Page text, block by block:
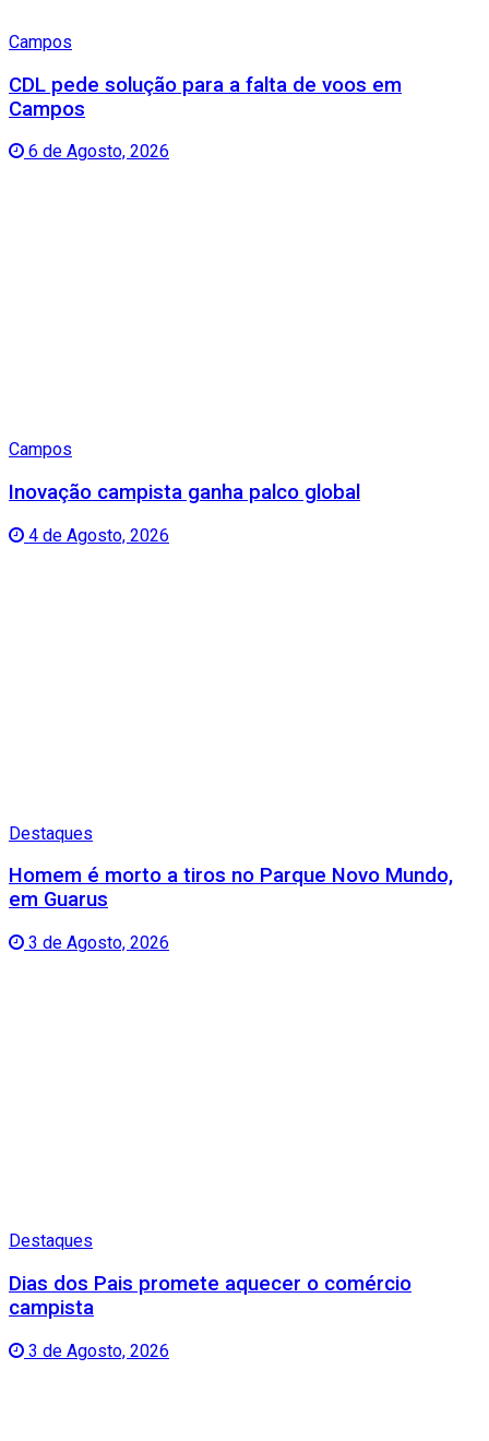
Campos
CDL pede solução para a falta de voos em
Campos
6 de Agosto, 2026
Campos
Inovação campista ganha palco global
4 de Agosto, 2026
Destaques
Homem é morto a tiros no Parque Novo Mundo,
em Guarus
3 de Agosto, 2026
Destaques
Dias dos Pais promete aquecer o comércio
campista
3 de Agosto, 2026